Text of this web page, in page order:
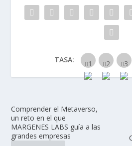
TASA:
Comprender el Metaverso,
un reto en el que
MARGENES LABS guía a las
grandes empresas